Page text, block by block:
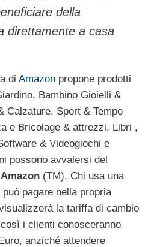
della
direttamente a casa
di Amazon propone prodotti
Bambino Gioielli &
Calzature, Sport & Tempo
e Bricolage & attrezzi, Libri ,
& Videogiochi e
possono avvalersi del
(TM). Chi usa una
pagare nella propria
la tariffa di cambio
i clienti conosceranno
anziché attendere